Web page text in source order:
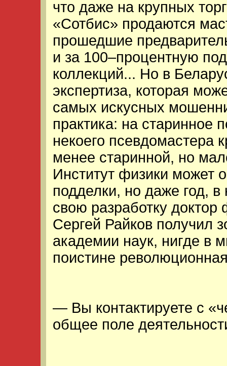
что даже на крупных
«Сотбис» продаются
прошедшие
и за 100–процентную
коллекций... Но в
экспертиза, которая
самых искусных
практика: на старинное
некоего псевдомастера
менее старинной, но
Институт физики может
подделки, но даже год,
свою разработку доктор
Сергей Райков получил
академии наук, нигде в
поистине
— Вы контактируете с
общее поле